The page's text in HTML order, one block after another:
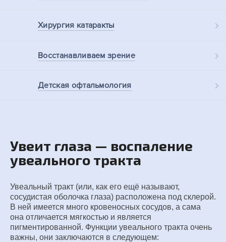
Хирургия катаракты
Восстанавливаемзрение
Детская офтальмология
Увеит глаза — воспаление
увеального тракта
Увеальный тракт (или, как его ещё называют,
сосудистая оболочка глаза) расположена под склерой.
В ней имеется много кровеносных сосудов, а сама
она отличается мягкостью и является
пигментированной. Функции увеального тракта очень
важны, они заключаются в следующем: